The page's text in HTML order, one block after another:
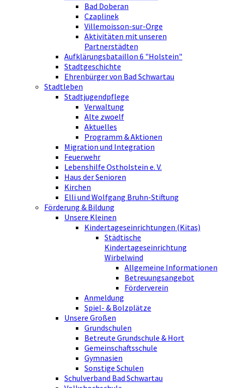
Bad Doberan
Czaplinek
Villemoisson-sur-Orge
Aktivitäten mit unseren
Partnerstädten
Aufklärungsbataillon 6 "Holstein"
Stadtgeschichte
Ehrenbürger von Bad Schwartau
Stadtleben
Stadtjugendpflege
Verwaltung
Alte zwoelf
Aktuelles
Programm & Aktionen
Migration und Integration
Feuerwehr
Lebenshilfe Ostholstein e. V.
Haus der Senioren
Kirchen
Elli und Wolfgang Bruhn-Stiftung
Förderung & Bildung
Unsere Kleinen
Kindertageseinrichtungen (Kitas)
Städtische
Kindertageseinrichtung
Wirbelwind
Allgemeine Informationen
Betreuungsangebot
Förderverein
Anmeldung
Spiel- & Bolzplätze
Unsere Großen
Grundschulen
Betreute Grundschule & Hort
Gemeinschaftsschule
Gymnasien
Sonstige Schulen
Schulverband Bad Schwartau